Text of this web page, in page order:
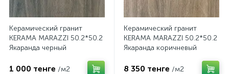
Керамический гранит
KERAMA MARAZZI 50.2*50.2
Якаранда черный
1 000 тенге /м2
Керамический гранит
KERAMA MARAZZI 50.2*50.2
Якаранда коричневый
8 350 тенге /м2